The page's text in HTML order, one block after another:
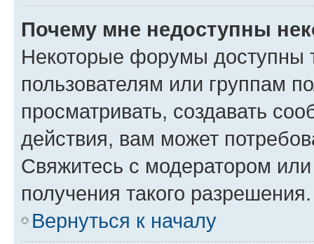
Почему мне недоступны
Некоторые форумы доступны
пользователям или группам
просматривать, создавать
действия, вам может
Свяжитесь с модератором
получения такого разрешения.
Вернуться к началу